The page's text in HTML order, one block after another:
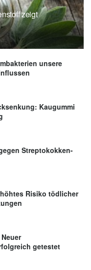
at Night While
in Women; in:
(veröffentlicht:
Medicine
zeigt
unsere
Kaugummi
Streptokokken-
Risiko tödlicher
getestet